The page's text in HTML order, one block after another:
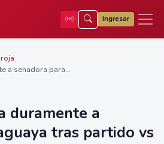
Ingresar
a senadora para...
duramente a
tras partido vs